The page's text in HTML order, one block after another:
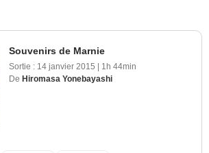
Souvenirs de Marnie
Sortie : 14 janvier 2015 | 1h 44min
De Hiromasa Yonebayashi